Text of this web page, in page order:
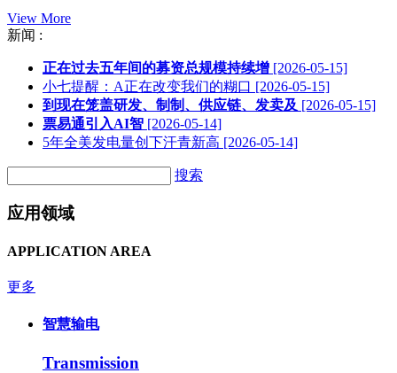
View More
新闻 :
正在过去五年间的募资总规模持续增 [2026-05-15]
小七提醒：A正在改变我们的糊口 [2026-05-15]
到现在笼盖研发、制制、供应链、发卖及 [2026-05-15]
票易通引入AI智 [2026-05-14]
5年全美发电量创下汗青新高 [2026-05-14]
搜索
应用领域
APPLICATION AREA
更多
智慧输电
Transmission